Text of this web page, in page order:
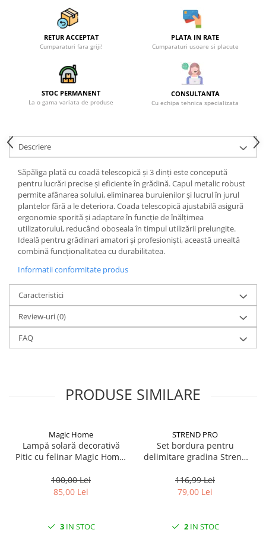
Sfoara si franghii
Suruburi, dibluri si accesorii
Aplice si plafoniere
Lustre si pendule
Spoturi
Lampi de veghe copii
Proiectoare
Veioze si lampi
CRACIUN
Accesorii decorative
Caciuli
Figurine si decoratiuni Craciun
Globuri
Instalatii de Craciun
Lumanari si candele
Suporturi lumanari
Curatenie
Prosoape de hartie si servetele
Servetele umede
Solutii geamuri
RETUR ACCEPTAT
Cumparaturi fara griji!
PLATA IN RATE
Cumparaturi usoare si placute
STOC PERMANENT
La o gama variata de produse
CONSULTANTA
Cu echipa tehnica specializata
Descriere
Săpăliga plată cu coadă telescopică și 3 dinți este concepută
pentru lucrări precise și eficiente în grădină. Capul metalic robust
permite afânarea solului, eliminarea buruienilor și lucrul în jurul
plantelor fără a le deteriora. Coada telescopică ajustabilă asigură
ergonomie sporită și adaptare în funcție de înălțimea
utilizatorului, reducând oboseala în timpul utilizării prelungite.
Ideală pentru grădinari amatori și profesioniști, această unealtă
combină funcționalitatea cu durabilitatea.
Informatii conformitate produs
Caracteristici
Review-uri(0)
FAQ
PRODUSE SIMILARE
Magic Home
Lampă solară decorativă
Pitic cu felinar Magic Home,
pentru grădină și curte
100,00 Lei
85,00 Lei
3IN STOC
STREND PRO
Set bordura pentru
delimitare gradina Strend
lungime totala 4.8 m
116,99 Lei
79,00 Lei
2IN STOC